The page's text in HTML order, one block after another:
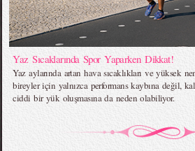
Yaz Sıcaklarında Spor Yaparken Dikkat!
Yaz aylarında artan hava sıcaklıkları ve yüksek
bireyler için yalnızca performans kaybına değil,
ciddi bir yük oluşmasına da neden olabiliyor.